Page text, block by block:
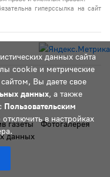
данных сайта
cookie и метрические
Вы даете свое
данных, а также
Пользовательским
в настройках
гиперссылка на сайт
газеты
Фотогалерея
данных